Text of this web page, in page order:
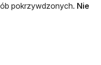
pokrzywdzonych. Nie